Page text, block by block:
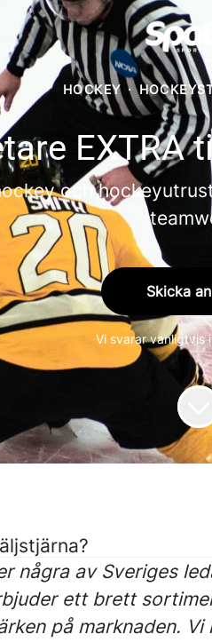
HOCKEY ·
EXTRA
och
Skicka
Vi svarar vanligtvis
några av Sveriges
ett brett
på marknaden.